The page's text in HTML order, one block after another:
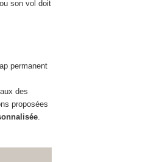
son vol doit
permanent
des
proposées